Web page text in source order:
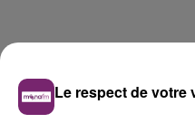
Le respect de votre